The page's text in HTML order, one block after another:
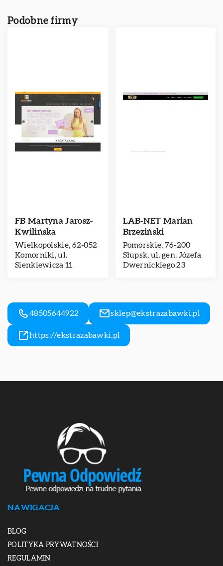
Podobne firmy
FB Martyna Jarosz-
Kwilińska
Wielkopolskie, 62-052
Komorniki, ul.
Sienkiewicza 11
LAB-NET Marian
Brzeziński
Pomorskie, 76-200
Słupsk, ul. gen. Józefa
Dwernickiego 23
48505644922 sklep@ekstrazabawki.pl
https://ekstrazabawki.pl
NAWIGACJA
BLOG
POLITYKA PRYWATNOŚCI
REGULAMIN